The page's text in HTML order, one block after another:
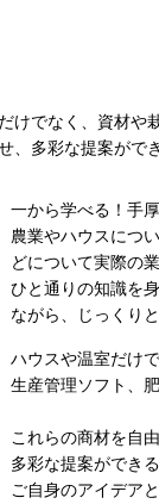
けでなく、資材や
、多彩な提案がで
一から学べる！手
農業やハウスにつ
どについて実際の
ひと通りの知識を
ながら、じっくり
ハウスや温室だけ
生産管理ソフト、
これらの商材を自
多彩な提案ができ
ご自身のアイデア